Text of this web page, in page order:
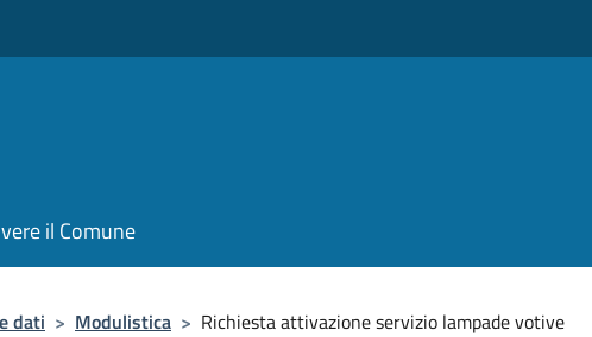
il Comune
dati > Modulistica > Richiesta attivazione servizio lampade votive